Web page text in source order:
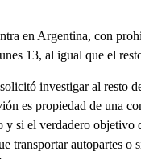
en Argentina, con
13, al igual que el
investigar al resto
es propiedad de una
y si el verdadero objetivo
transportar autopartes o